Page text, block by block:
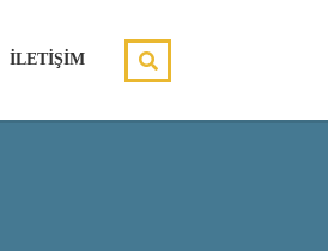
İLETİŞİM